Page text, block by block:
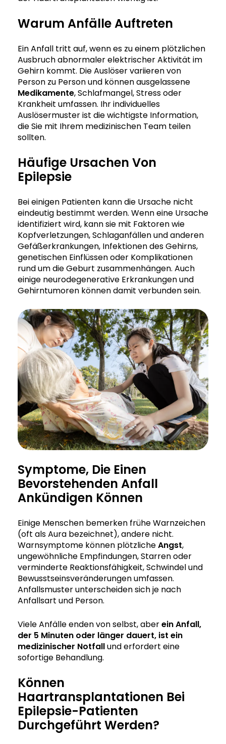
Warum Anfälle Auftreten
Ein Anfall tritt auf, wenn es zu einem plötzlichen
Ausbruch abnormaler elektrischer Aktivität im
Gehirn kommt. Die Auslöser variieren von
Person zu Person und können ausgelassene
Medikamente, Schlafmangel, Stress oder
Krankheit umfassen. Ihr individuelles
Auslösermuster ist die wichtigste Information,
die Sie mit Ihrem medizinischen Team teilen
sollten.
Häufige Ursachen Von
Epilepsie
Bei einigen Patienten kann die Ursache nicht
eindeutig bestimmt werden. Wenn eine Ursache
identifiziert wird, kann sie mit Faktoren wie
Kopfverletzungen, Schlaganfällen und anderen
Gefäßerkrankungen, Infektionen des Gehirns,
genetischen Einflüssen oder Komplikationen
rund um die Geburt zusammenhängen. Auch
einige neurodegenerative Erkrankungen und
Gehirntumoren können damit verbunden sein.
Symptome, Die Einen
Bevorstehenden Anfall
Ankündigen Können
Einige Menschen bemerken frühe Warnzeichen
(oft als Aura bezeichnet), andere nicht.
Warnsymptome können plötzlicheAngst,
ungewöhnliche Empfindungen, Starren oder
verminderte Reaktionsfähigkeit, Schwindel und
Bewusstseinsveränderungen umfassen.
Anfallsmuster unterscheiden sich je nach
Anfallsart und Person.
Viele Anfälle enden von selbst, aberein Anfall,
der 5 Minuten oder länger dauert, ist ein
medizinischer Notfallund erfordert eine
sofortige Behandlung.
Können
Haartransplantationen Bei
Epilepsie-Patienten
Durchgeführt Werden?